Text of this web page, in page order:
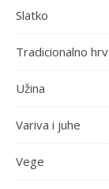
Slatko
Tradicionalno
Užina
Variva i juhe
Vege